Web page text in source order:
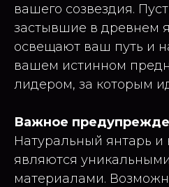
вашего созвездия.
застывшие в древнем
освещают ваш путь и
вашем истинном
лидером, за которым
Важное
Натуральный янтарь и
являются
материалами.